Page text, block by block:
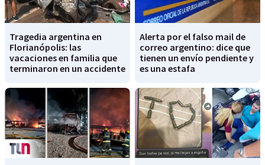
Tragedia argentina en
Florianópolis: las
vacaciones en familia que
terminaron en un accidente
Alerta por el falso mail de
correo argentino: dice que
tienen un envío pendiente y
es una estafa